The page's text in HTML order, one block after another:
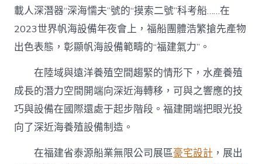
載人深潛器“深海懦夫”號的“摸索二號”科考船……在
2023世界帆海設備年夜會上，福船團體浩繁搶先產物
出色表態，彰顯帆海設備範疇的“福建氣力”。
在陸域與遠洋養殖空間趨緊的情形下，水產養殖
成長的潛力空間開端向深近海轉移，可與之響應的技
巧與設備在國際還處于起步階段。福建開端把眼光投
向了深近海養殖設備制造。
在福建省泰源船業無限公司展區豪宅設計 ，展出